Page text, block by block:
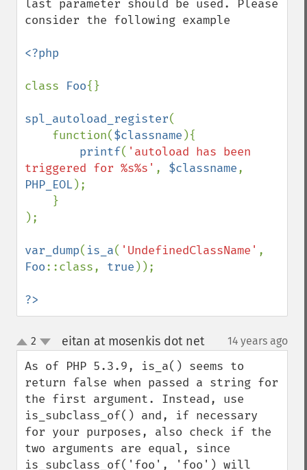
last parameter should be used. Please
consider the following example
<?php
class Foo{}
spl_autoload_register(
    function(
$classname ){
printf( 'autoload has been
triggered for %s%s' , $classname
PHP_EOL);
);
var_dump( is_a( 'UndefinedClassName'
Foo::class, true ));
?>
up
down
2 eitan at mosenkis dot net¶ 14 years ago
As of PHP 5.3.9, is_a() seems to
return false when passed a string for
the first argument. Instead, use
is_subclass_of() and, if necessary
for your purposes, also check if the
two arguments are equal, since
is_subclass_of('foo', 'foo') will